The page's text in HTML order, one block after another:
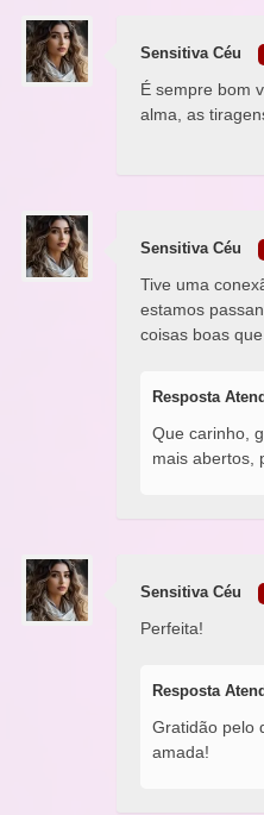
Sensitiva Céu
É sempre bom
alma, as
Sensitiva Céu
Tive uma
estamos
coisas boas
Resposta
Que carinho,
mais abertos,
Sensitiva Céu
Perfeita!
Resposta
Gratidão pelo
amada!